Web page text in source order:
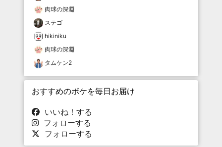
肉球の深淵
ステゴ
hikiniku
肉球の深淵
タムケン2
おすすめのボケを毎日お届け
いいね！する
フォローする
フォローする